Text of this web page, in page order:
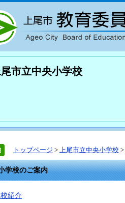
市立中央小学校
トップページ > 上尾市立中央小学校 >
学校のご案内
紹介